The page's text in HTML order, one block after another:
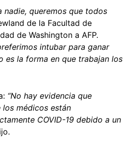
nadie, queremos que todos
de la Facultad de
de Washington a AFP.
intubar para ganar
es la forma en que trabajan los
“No hay evidencia que
médicos están
COVID-19 debido a un